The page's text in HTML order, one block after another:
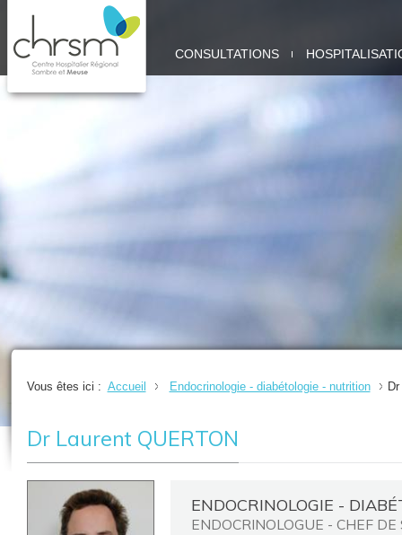
SITE
CONSULTATIONS
Vous êtes ici : Accueil Endocrinologie - diabétologie - nutrition
Dr Laurent QUERTON
ENDOCRINOLOGIE -
ENDOCRINOLOGUE - CHEF DE